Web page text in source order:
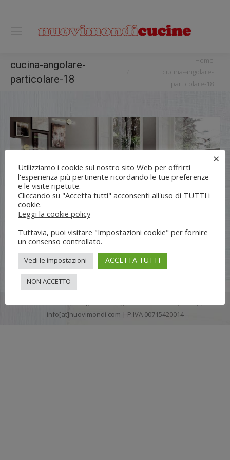
cucina-angolare-
particolare-18
Home
cucina-angolare-
particolare-18
info[at]nuovimondi.com | P.IVA 00715420014
Utilizziamo i cookie sul nostro sito Web per offrirti
l'esperienza più pertinente ricordando le tue preferenze
e le visite ripetute.
Cliccando su "Accetta tutti" acconsenti all'uso di TUTTI i
cookie.
Leggi la cookie policy
×
Tuttavia, puoi visitare "Impostazioni cookie" per fornire
un consenso controllato.
Vedi le impostazioni ACCETTA TUTTI
NON ACCETTO